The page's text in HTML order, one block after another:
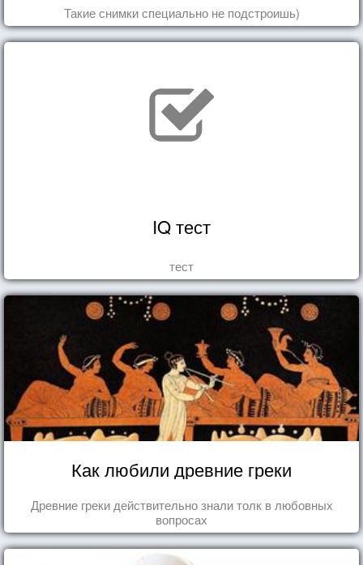
Такие снимки специально не подстроишь)
IQ тест
тест
Как любили древние греки
Древние греки действительно знали толк в любовных
вопросах